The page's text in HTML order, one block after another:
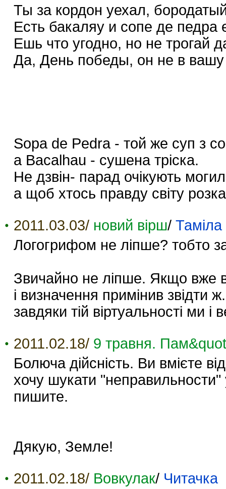
Ты за кордон уехал,
Есть бакаляу и сопе де педра
Ешь что угодно, но не трогай
Да, День победы, он не в вашу
Sopa de Pedra - той же суп з
а Bacalhau - сушена тріска.
Не дзвін- парад очікують
а щоб хтось правду світу
2011.03.03/ новий вірш/ Таміла
Логогрифом не ліпше? тобто
Звичайно не ліпше. Якщо вже
і визначення примінив
завдяки тій віртуальності ми
2011.02.18/ 9 травня.
Болюча дійсність. Ви вмієте
хочу шукати
пишите.
Дякую, Земле!
2011.02.18/ Вовкулак/ Читачка